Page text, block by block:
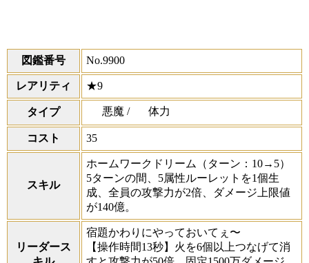
図鑑番号 No.9900
レアリティ ★9
タイプ 悪魔 / 体力
コスト 35
スキル
ホームワークドリーム
（ターン：10→5）
5ターンの間、5属性ルーレットを1個生
成、全員の攻撃力が2倍、ダメージ上限値
が140億。
リーダース
宿題かわりにやっておいてぇ〜
【操作時間13秒】火を6個以上つなげて消